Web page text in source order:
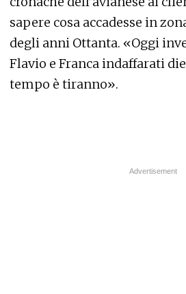
sapere cosa accadesse in
degli anni Ottanta. «Oggi
Flavio e Franca indaffarati
tempo è tiranno».